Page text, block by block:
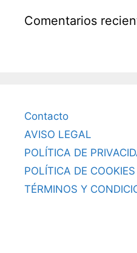
Comentarios
Contacto
AVISO LEGAL
POLÍTICA DE
POLÍTICA DE COOKIES
TÉRMINOS Y